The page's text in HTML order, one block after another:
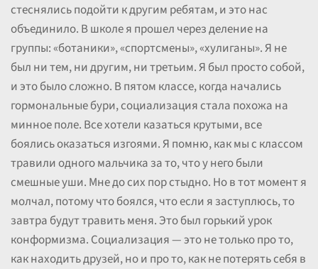
стеснялись подойти к другим ребятам, и это нас
объединило. В школе я прошел через деление на
группы: «ботаники», «спортсмены», «хулиганы». Я не
был ни тем, ни другим, ни третьим. Я был просто собой,
и это было сложно. В пятом классе, когда начались
гормональные бури, социализация стала похожа на
минное поле. Все хотели казаться крутыми, все
боялись оказаться изгоями. Я помню, как мы с классом
травили одного мальчика за то, что у него были
смешные уши. Мне до сих пор стыдно. Но в тот момент я
молчал, потому что боялся, что если я заступлюсь, то
завтра будут травить меня. Это был горький урок
конформизма. Социализация — это не только про то,
как находить друзей, но и про то, как не потерять себя в